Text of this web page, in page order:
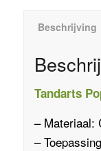
Beschrijving
Tandarts
– Materiaal:
–